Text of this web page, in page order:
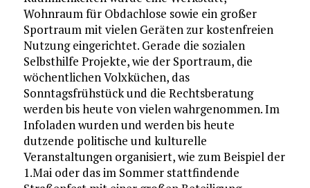
Wohnraum für Obdachlose sowie ein großer
Sportraum mit vielen Geräten zur kostenfreien
Nutzung eingerichtet. Gerade die sozialen
Selbsthilfe Projekte, wie der Sportraum, die
wöchentlichen Volxküchen, das
Sonntagsfrühstück und die Rechtsberatung
werden bis heute von vielen wahrgenommen. Im
Infoladen wurden und werden bis heute
dutzende politische und kulturelle
Veranstaltungen organisiert, wie zum Beispiel der
1.Mai oder das im Sommer stattfindende